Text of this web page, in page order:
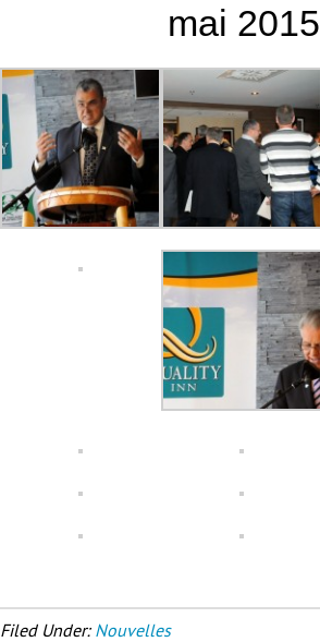
mai 2015
Filed Under: Nouvelles